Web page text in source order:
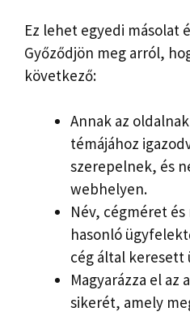
Ez lehet egyedi másolat
Győződjön meg arról,
következő:
Annak az
témájához
szerepelnek, és
webhelyen.
Név, cégméret
hasonló
cég által keresett
Magyarázza el
sikerét, amely